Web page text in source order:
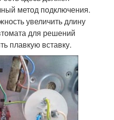
метод подключения.
увеличить длину
для решений
плавкую вставку.